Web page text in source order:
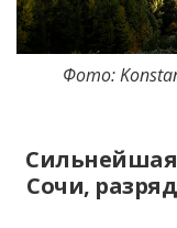
Сильнейшая
Сочи,
Фото: